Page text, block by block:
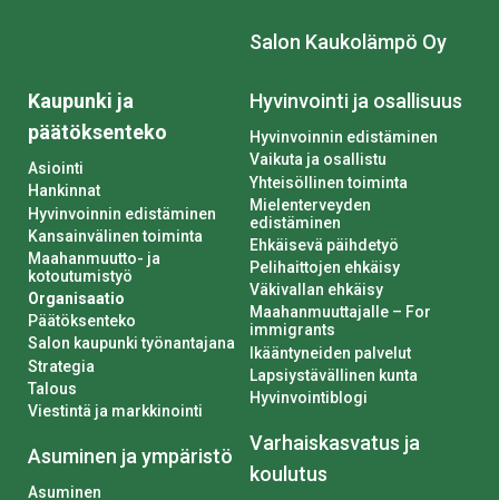
Salon Kaukolämpö Oy
Kaupunki ja
päätöksenteko
Asiointi
Hankinnat
Hyvinvoinnin edistäminen
Kansainvälinen toiminta
Maahanmuutto- ja
kotoutumistyö
Organisaatio
Päätöksenteko
Salon kaupunki työnantajana
Strategia
Talous
Viestintä ja markkinointi
Asuminen ja ympäristö
Asuminen
Hyvinvointi ja osallisuus
Hyvinvoinnin edistäminen
Vaikuta ja osallistu
Yhteisöllinen toiminta
Mielenterveyden
edistäminen
Ehkäisevä päihdetyö
Pelihaittojen ehkäisy
Väkivallan ehkäisy
Maahanmuuttajalle – For
immigrants
Ikääntyneiden palvelut
Lapsiystävällinen kunta
Hyvinvointiblogi
Varhaiskasvatus ja
koulutus